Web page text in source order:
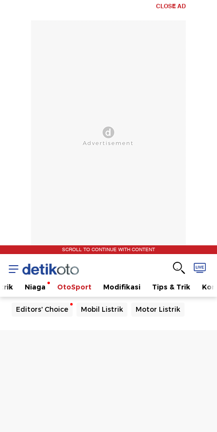
CLOSE AD
SCROLL TO CONTINUE WITH CONTENT
Niaga OtoSport Modifikasi Tips & Trik
Editors' Choice Mobil Listrik Motor Listrik